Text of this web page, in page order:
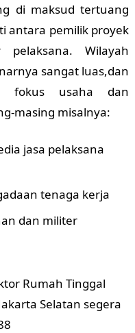
di maksud tertuang
antara pemilik proyek
Wilayah
sangat luas,dan
fokus usaha dan
masing misalnya:
jasa pelaksana
tenaga kerja
dan militer
Rumah Tinggal
Selatan segera